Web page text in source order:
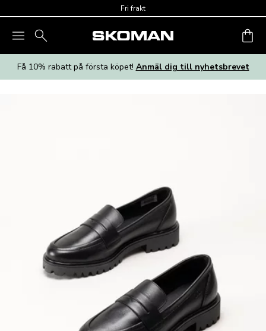
Fri frakt
Få 10% rabatt på första köpet! Anmäl dig till nyhetsbrevet